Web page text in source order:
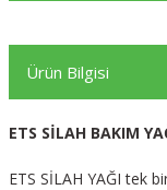
Ürün Bilgisi
ETS SİLAH BAKIM
ETS SİLAH YAĞI tek